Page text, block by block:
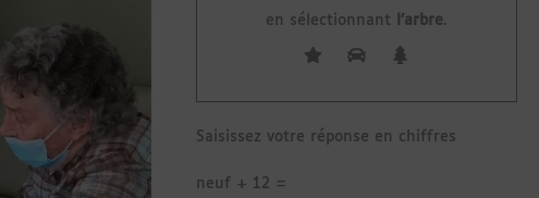
en sélectionnant l’arbre.
Saisissez votre réponse en chiffres
neuf + 12 =